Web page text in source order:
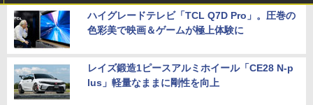
ハイグレードテレビ「TCL Q7D Pro」。圧巻の
色彩美で映画＆ゲームが極上体験に
レイズ鍛造1ピースアルミホイール「CE28 N-p
lus」軽量なままに剛性を向上